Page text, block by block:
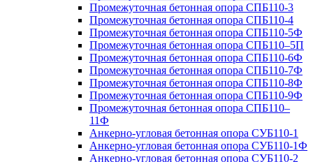
Промежуточная бетонная опора СПБ110-3
Промежуточная бетонная опора СПБ110-4
Промежуточная бетонная опора СПБ110-5Ф
Промежуточная бетонная опора СПБ110–5П
Промежуточная бетонная опора СПБ110-6Ф
Промежуточная бетонная опора СПБ110-7Ф
Промежуточная бетонная опора СПБ110-8Ф
Промежуточная бетонная опора СПБ110-9Ф
Промежуточная бетонная опора СПБ110–
11Ф
Анкерно-угловая бетонная опора СУБ110-1
Анкерно-угловая бетонная опора СУБ110-1Ф
Анкерно-угловая бетонная опора СУБ110-2